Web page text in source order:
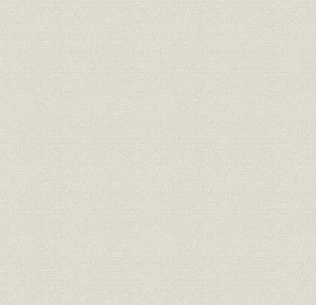
歴代社長
メモリアルイヤ'92―記念パーティーと三大事業
はじめに 本紙の創始者、前島密
創刊百二十年記念パーティー 各界名士千五百人が出席
報知人の宰相 オピニオンリーダーたち
日露戦争から平成のプリンセスまで“号外の報知”の面目躍如
ずばり的中! 九十二年前 報知“二十世紀の予言”
記念事業 国際化へのステップ
伝統を踏まえて百二十年
第1章 港南に華ひらく ハイライト(平成3~4年)
[1] 新体制で王座奪回GO!